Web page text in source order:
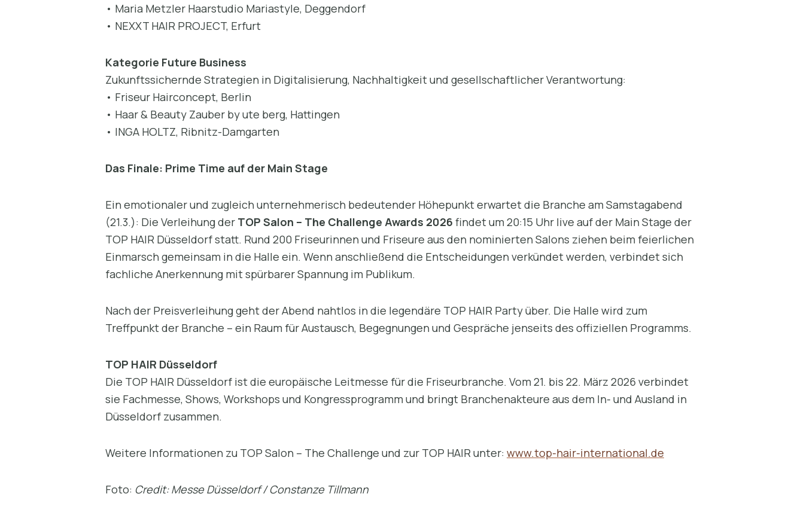
• Maria Metzler Haarstudio Mariastyle, Deggendorf
• NEXXT HAIR PROJECT, Erfurt
Kategorie Future Business
Zukunftssichernde Strategien in Digitalisierung, Nachhaltigkeit und gesellschaftlicher Verantwortung:
• Friseur Hairconcept, Berlin
• Haar & Beauty Zauber by ute berg, Hattingen
• INGA HOLTZ, Ribnitz-Damgarten
Das Finale: Prime Time auf der Main Stage
Ein emotionaler und zugleich unternehmerisch bedeutender Höhepunkt erwartet die Branche am Samstagabend
(21.3.): Die Verleihung der TOP Salon – The Challenge Awards 2026 findet um 20:15 Uhr live auf der Main Stage der
TOP HAIR Düsseldorf statt. Rund 200 Friseurinnen und Friseure aus den nominierten Salons ziehen beim feierlichen
Einmarsch gemeinsam in die Halle ein. Wenn anschließend die Entscheidungen verkündet werden, verbindet sich
fachliche Anerkennung mit spürbarer Spannung im Publikum.
Nach der Preisverleihung geht der Abend nahtlos in die legendäre TOP HAIR Party über. Die Halle wird zum
Treffpunkt der Branche – ein Raum für Austausch, Begegnungen und Gespräche jenseits des offiziellen Programms.
TOP HAIR Düsseldorf
Die TOP HAIR Düsseldorf ist die europäische Leitmesse für die Friseurbranche. Vom 21. bis 22. März 2026 verbindet
sie Fachmesse, Shows, Workshops und Kongressprogramm und bringt Branchenakteure aus dem In- und Ausland in
Düsseldorf zusammen.
Weitere Informationen zu TOP Salon – The Challenge und zur TOP HAIR unter: www.top-hair-international.de
Foto: Credit: Messe Düsseldorf / Constanze Tillmann